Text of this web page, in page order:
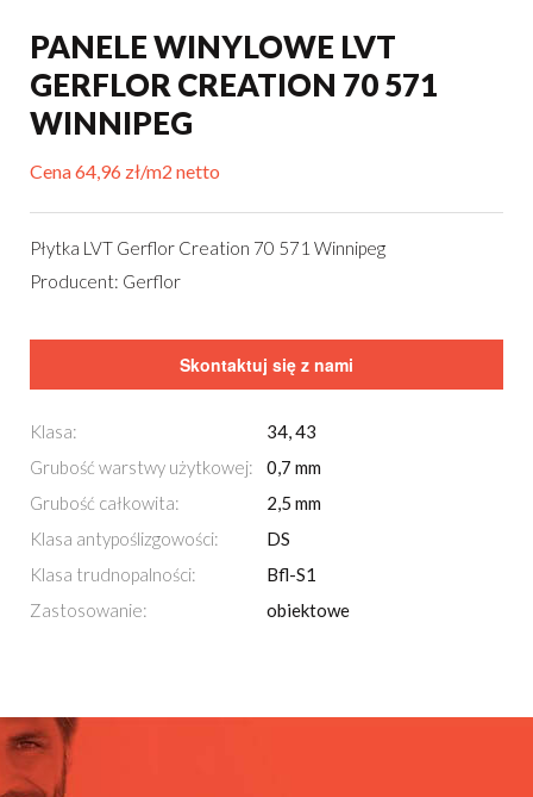
PANELE WINYLOWE LVT
GERFLOR CREATION 70 571
WINNIPEG
Cena 64,96 zł/m2 netto
Płytka LVT Gerflor Creation 70 571 Winnipeg
Producent: Gerflor
Skontaktuj się z nami
Klasa:
34, 43
Grubość warstwy użytkowej:
0,7 mm
Grubość całkowita:
2,5 mm
Klasa antypoślizgowości:
DS
Klasa trudnopalności:
Bfl-S1
Zastosowanie:
obiektowe